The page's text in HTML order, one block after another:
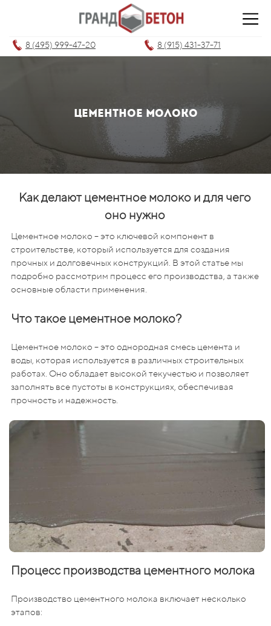
8 (495) 999-47-20 8 (915) 431-37-71
цементное молоко
Как делают цементное молоко и для чего
оно нужно
Цементное молоко – это ключевой компонент в
строительстве, который используется для создания
прочных и долговечных конструкций. В этой статье мы
подробно рассмотрим процесс его производства, а также
основные области применения.
Что такое цементное молоко?
Цементное молоко – это однородная смесь цемента и
воды, которая используется в различных строительных
работах. Оно обладает высокой текучестью и позволяет
заполнять все пустоты в конструкциях, обеспечивая
прочность и надежность.
Процесс производства цементного молока
Производство цементного молока включает несколько
этапов: